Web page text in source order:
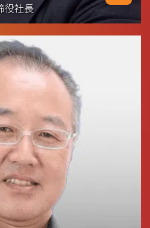
役社長